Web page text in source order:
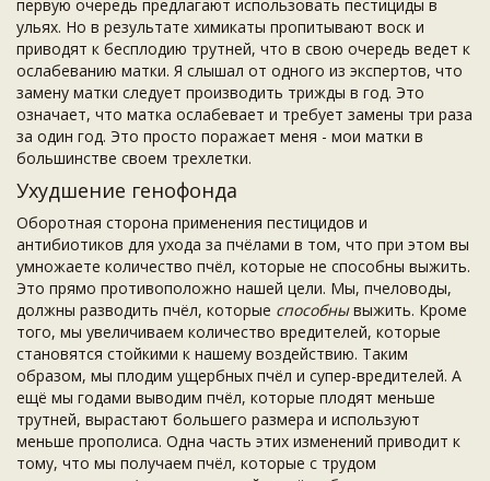
первую очередь предлагают использовать пестициды в
ульях. Но в результате химикаты пропитывают воск и
приводят к бесплодию трутней, что в свою очередь ведет к
ослабеванию матки. Я слышал от одного из экспертов, что
замену матки следует производить трижды в год. Это
означает, что матка ослабевает и требует замены три раза
за один год. Это просто поражает меня - мои матки в
большинстве своем трехлетки.
Ухудшение генофонда
Оборотная сторона применения пестицидов и
антибиотиков для ухода за пчёлами в том, что при этом вы
умножаете количество пчёл, которые не способны выжить.
Это прямо противоположно нашей цели. Мы, пчеловоды,
должны разводить пчёл, которые способнывыжить. Кроме
того, мы увеличиваем количество вредителей, которые
становятся стойкими к нашему воздействию. Таким
образом, мы плодим ущербных пчёл и супер-вредителей. А
ещё мы годами выводим пчёл, которые плодят меньше
трутней, вырастают большего размера и используют
меньше прополиса. Одна часть этих изменений приводит к
тому, что мы получаем пчёл, которые с трудом